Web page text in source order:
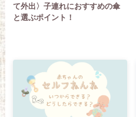
て外出〉子連れにおすすめの傘
と選ぶポイント！